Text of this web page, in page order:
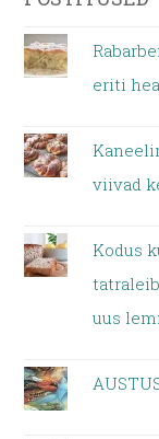
eriti
viivad
Kodus
uus